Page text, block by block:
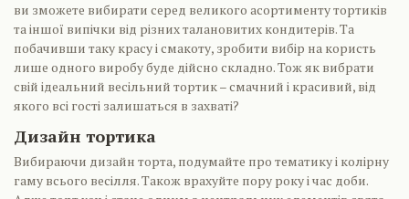
ви зможете вибирати серед великого асортименту тортиків
та іншої випічки від різних талановитих кондитерів. Та
побачивши таку красу і смакоту, зробити вибір на користь
лише одного виробу буде дійсно складно. Тож як вибрати
свій ідеальний весільний тортик – смачний і красивий, від
якого всі гості залишаться в захваті?
Дизайн тортика
Вибираючи дизайн торта, подумайте про тематику і колірну
гаму всього весілля. Також врахуйте пору року і час доби.